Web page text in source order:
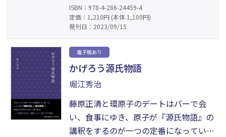
学問を学んできた。福沢諭吉の学問は居
合道という思想の上に、西田幾多郎のそ
れは禅という肉体の無の思想の上に成り
立っていた。つまり西洋思想は進歩のそ
れから生まれたものであり、日本の進化
の思想は肉体の無から生じたものであ
り、それらは水と油ほどに違うのであ
る。
ISBN：978-4-286-24459-4
定価：1,210円 (本体 1,100円)
発刊日：2023/09/15
電子版あり
かげろう源氏物語
堀江秀治
藤原正清と環原子のデートはバーで会
い、食事にゆき、原子が『源氏物語』の
講釈をするのが一つの定番になってい